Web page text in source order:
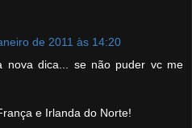
de 2011 às 14:20
nova dica... se não puder vc me
e Irlanda do Norte!